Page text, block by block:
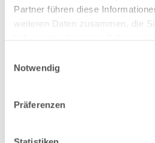
Partner führen diese
weiteren Daten zusammen, die
Notwendig
Präferenzen